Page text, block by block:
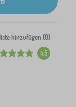
4.5
hinzufügen (0)